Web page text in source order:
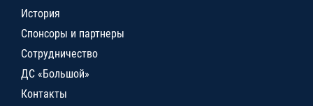
История
Спонсоры и партнеры
Сотрудничество
ДС «Большой»
Контакты